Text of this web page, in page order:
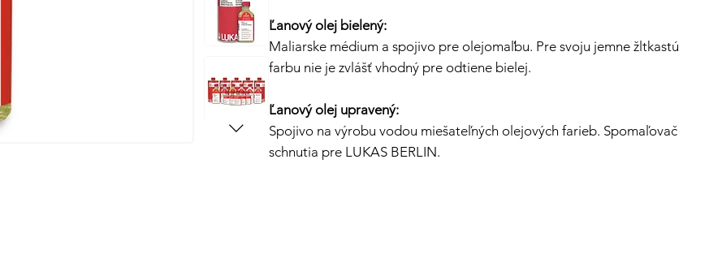
Ľanový olej bielený:
Maliarske médium a spojivo pre olejomaľbu. Pre svoju jemne žltkastú
farbu nie je zvlášť vhodný pre odtiene bielej.
Ľanový olej upravený:
Spojivo na výrobu vodou miešateľných olejových farieb. Spomaľovač
schnutia pre LUKAS BERLIN.